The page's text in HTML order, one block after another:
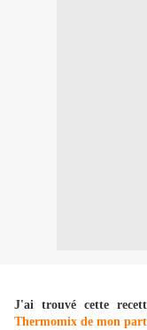
J'ai trouvé cette
Thermomix de mon